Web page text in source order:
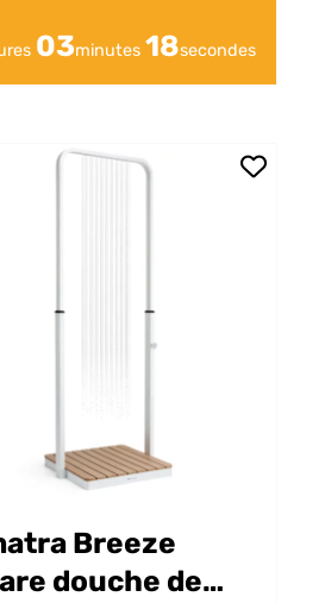
03minutes 17secondes
Breeze
douche de